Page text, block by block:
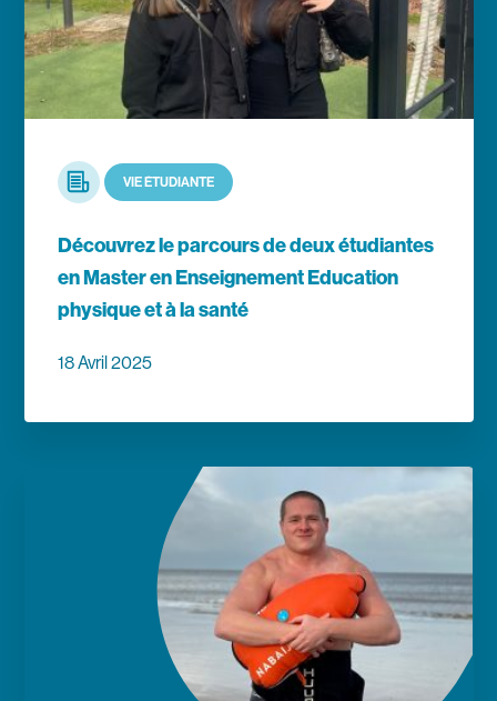
Découvrez le parcours de deux étudiantes
en Master en Enseignement Education
physique et à la santé
Article VIE ÉTUDIANTE
18 Avril 2025